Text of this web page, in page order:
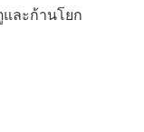
ละก้านโยก